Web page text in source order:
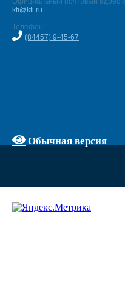
kti@kti.ru
Телефон:
(84457) 9-45-67
Обычная версия